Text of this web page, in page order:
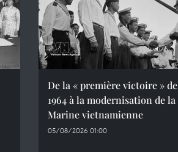
De la « première victoire » de
1964 à la modernisation de la
Marine vietnamienne
05/08/2026 01:00